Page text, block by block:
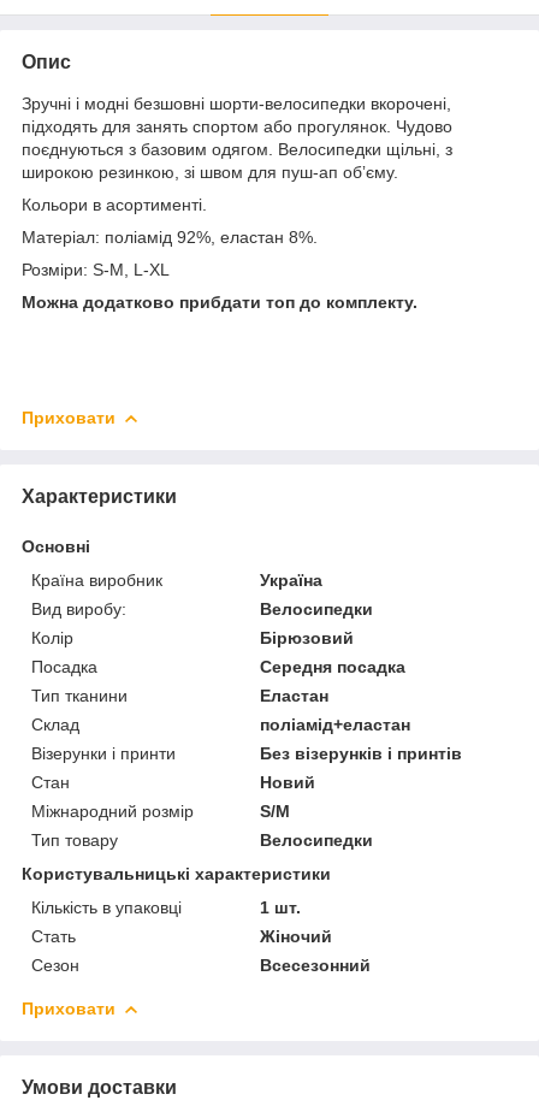
Опис
Зручні і модні безшовні шорти-велосипедки вкорочені,
підходять для занять спортом або прогулянок. Чудово
поєднуються з базовим одягом. Велосипедки щільні, з
широкою резинкою, зі швом для пуш-ап обʼєму.
Кольори в асортименті.
Матеріал: поліамід 92%, еластан 8%.
Розміри: S-M, L-XL
Можна додатково прибдати топ до комплекту.
Приховати
Характеристики
Основні
Країна виробник
Україна
Вид виробу:
Велосипедки
Колір
Бірюзовий
Посадка
Середня посадка
Тип тканини
Еластан
Склад
поліамід+еластан
Візерунки і принти
Без візерунків і принтів
Стан
Новий
Міжнародний розмір
S/M
Тип товару
Велосипедки
Користувальницькі характеристики
Кількість в упаковці
1 шт.
Стать
Жіночий
Сезон
Всесезонний
Приховати
Умови доставки